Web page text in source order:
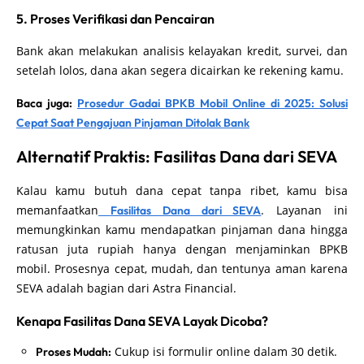
5. Proses Verifikasi dan Pencairan
Bank akan melakukan analisis kelayakan kredit, survei, dan
setelah lolos, dana akan segera dicairkan ke rekening kamu.
Baca juga: Prosedur Gadai BPKB Mobil Online di 2025: Solusi
Cepat Saat Pengajuan Pinjaman Ditolak Bank
Alternatif Praktis: Fasilitas Dana dari SEVA
Kalau kamu butuh dana cepat tanpa ribet, kamu bisa
memanfaatkan
Fasilitas Dana dari SEVA. Layanan ini
memungkinkan kamu mendapatkan pinjaman dana hingga
ratusan juta rupiah hanya dengan menjaminkan BPKB
mobil. Prosesnya cepat, mudah, dan tentunya aman karena
SEVA adalah bagian dari Astra Financial.
Kenapa Fasilitas Dana SEVA Layak Dicoba?
Proses Mudah: Cukup isi formulir online dalam 30 detik.